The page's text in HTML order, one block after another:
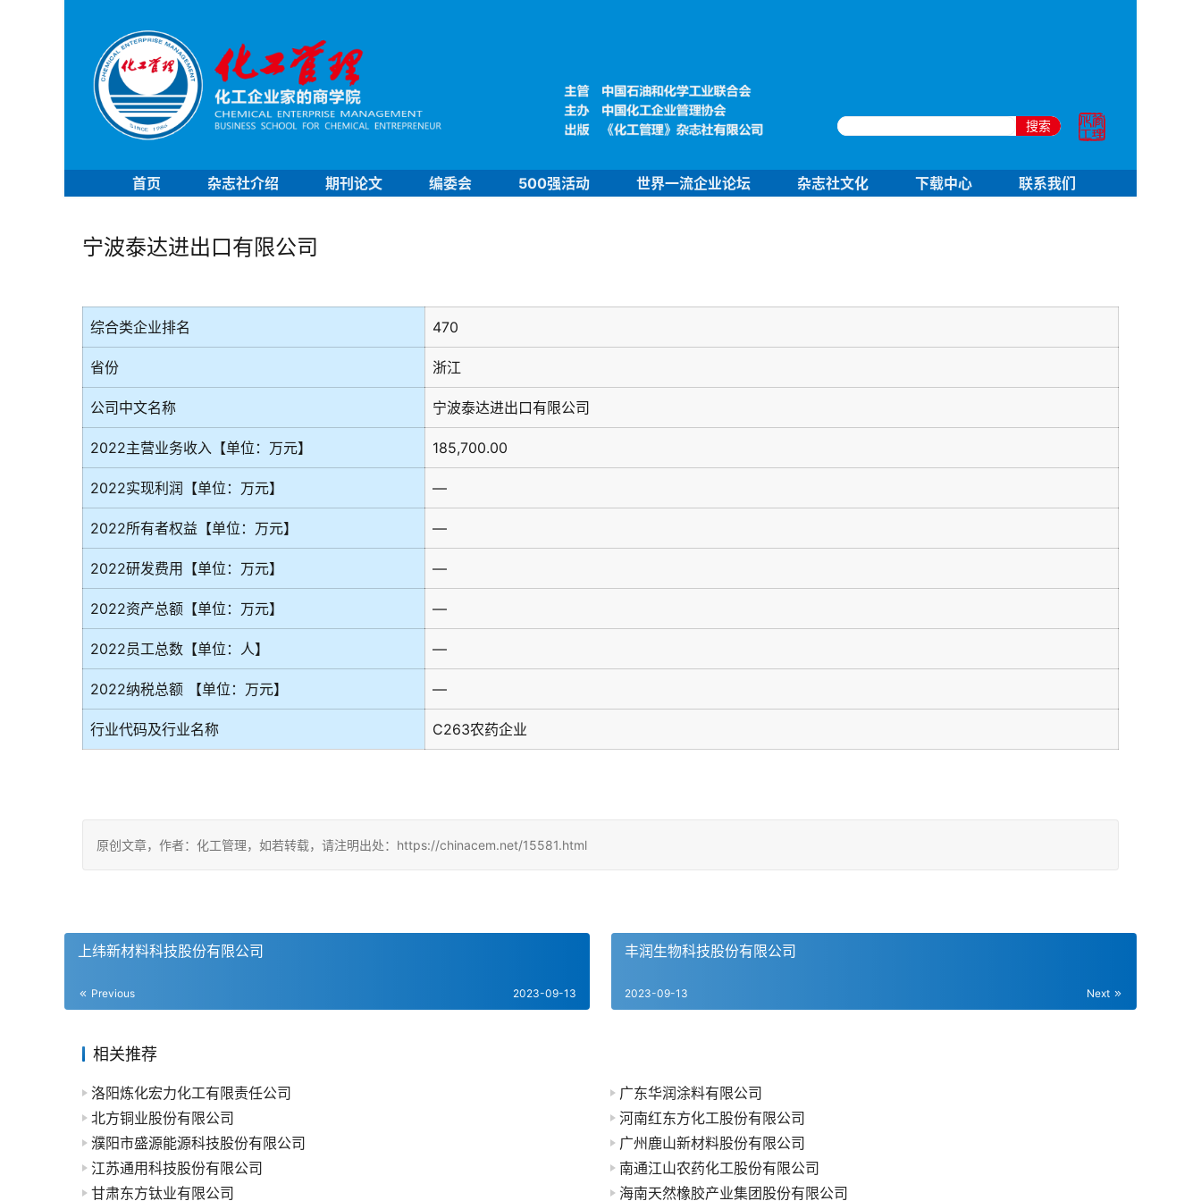
搜索
首页 杂志社介绍 期刊论文 编委会 500强活动 世界一流企业论坛 杂志社文化 下载中心 联系我们
宁波泰达进出口有限公司
综合类企业排名 470
省份 浙江
公司中文名称 宁波泰达进出口有限公司
2022主营业务收入【单位：万元】 185,700.00
2022实现利润【单位：万元】 —
2022所有者权益【单位：万元】 —
2022研发费用【单位：万元】 —
2022资产总额【单位：万元】 —
2022员工总数【单位：人】 —
2022纳税总额 【单位：万元】 —
行业代码及行业名称 C263农药企业
原创文章，作者：化工管理，如若转载，请注明出处：https://chinacem.net/15581.html
上纬新材料科技股份有限公司
Previous 2023-09-13
丰润生物科技股份有限公司
Next
2023-09-13
相关推荐
洛阳炼化宏力化工有限责任公司
广东华润涂料有限公司
北方铜业股份有限公司
河南红东方化工股份有限公司
濮阳市盛源能源科技股份有限公司
广州鹿山新材料股份有限公司
江苏通用科技股份有限公司
南通江山农药化工股份有限公司
甘肃东方钛业有限公司
海南天然橡胶产业集团股份有限公司